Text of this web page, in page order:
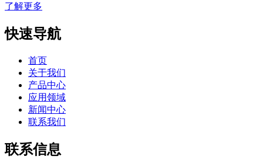
了解更多
快速导航
首页
关于我们
产品中心
应用领域
新闻中心
联系我们
联系信息